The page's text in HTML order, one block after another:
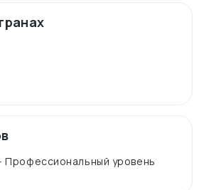
Профессиональный уровень